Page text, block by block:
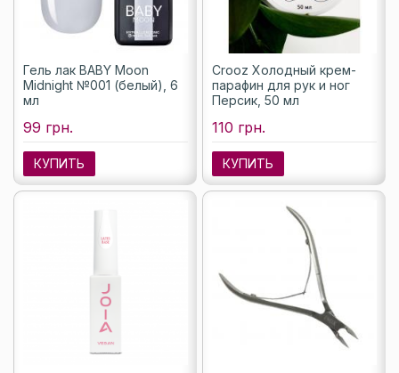
Гель лак BABY Moon
Midnight №001 (белый), 6
мл
99 грн.
КУПИТЬ
Crooz Холодный крем-
парафин для рук и ног
Персик, 50 мл
110 грн.
КУПИТЬ